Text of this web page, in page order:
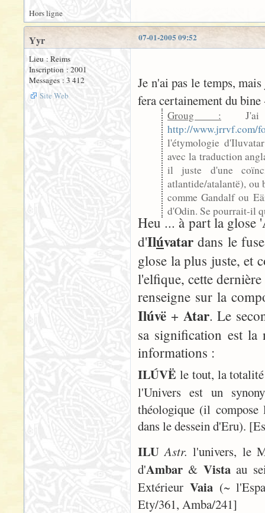
Hors ligne
07-01-2005 09:52
Yyr
Lieu : Reims
Inscription : 2001
Messages : 3 412
Site Web
Je n'ai pas le temps,
fera certainement du
Groug : J'ai
http://www.jrrvf.com/
l'étymologie
avec la traduction
il juste d'une
atlantide/atalantë), ou
comme Gandalf ou
d'Odin. Se pourrait-il
Heu ... à part la glose
d'Ilúvatar dans le
glose la plus juste, et
l'elfique, cette
renseigne sur la
Ilúvë + Atar. Le
sa signification est la
informations :
ILÚVË le tout, la
l'Univers est un
théologique (il compose
dans le dessein d'Eru).
ILU Astr. l'univers, le
d'Ambar & Vistaau
Extérieur Vaia(~
Ety/361, Amba/241]